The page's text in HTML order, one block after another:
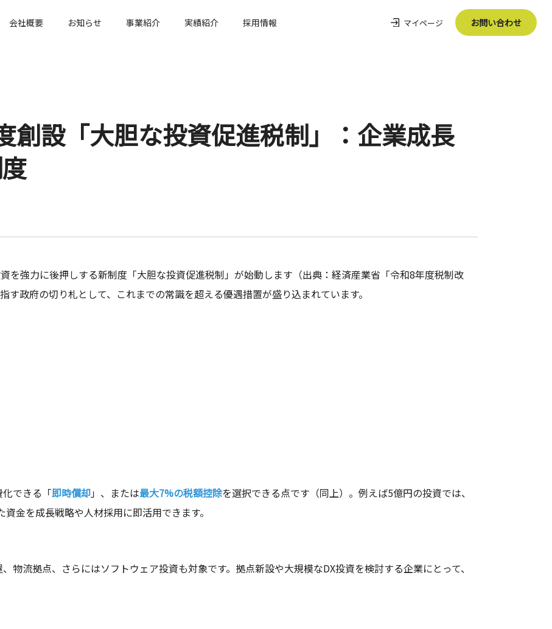
会社概要 お知らせ 事業紹介 実績紹介 採用情報 マイページ お問い合わせ
創設「大胆な投資促進税制」：企業成長
を強力に後押しする新制度「大胆な投資促進税制」が始動します（出典：経済産業省「令和8年度税制改
す政府の切り札として、これまでの常識を超える優遇措置が盛り込まれています。
できる「即時償却」、または最大7%の税額控除を選択できる点です（同上）。例えば5億円の投資では、
金を成長戦略や人材採用に即活用できます。
物流拠点、さらにはソフトウェア投資も対象です。拠点新設や大規模なDX投資を検討する企業にとって、